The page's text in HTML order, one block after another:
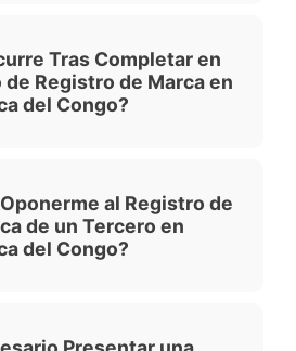
Tras Completar en
de Registro de Marca en
del Congo?
al Registro de
de un Tercero en
del Congo?